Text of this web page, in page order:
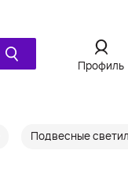
Профиль
Подвесные